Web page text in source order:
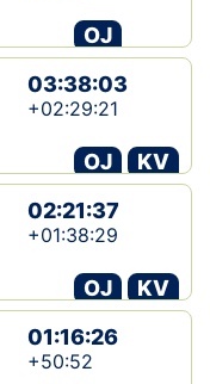
OJ
03:38:03
+02:29:21
OJ
KV
02:21:37
+01:38:29
OJ
KV
01:16:26
+50:52